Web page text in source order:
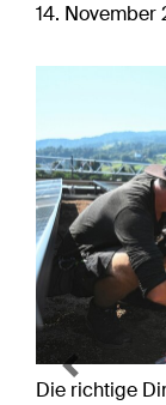
14. November
Die richtige
Previous